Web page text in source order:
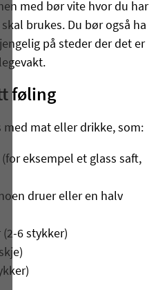
med bør vite hvor du har
brukes. Du bør også ha
på steder der det er
føling
mat eller drikke, som:
eksempel et glass saft,
druer eller en halv
6 stykker)